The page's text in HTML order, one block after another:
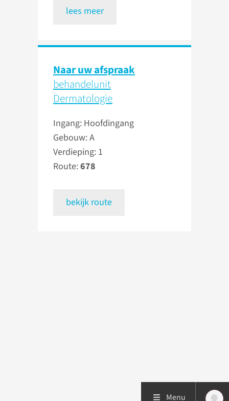
lees meer
Naar uw afspraak
behandelunit
Dermatologie
Ingang: Hoofdingang
Gebouw: A
Verdieping: 1
Route:678
bekijk route
Menu